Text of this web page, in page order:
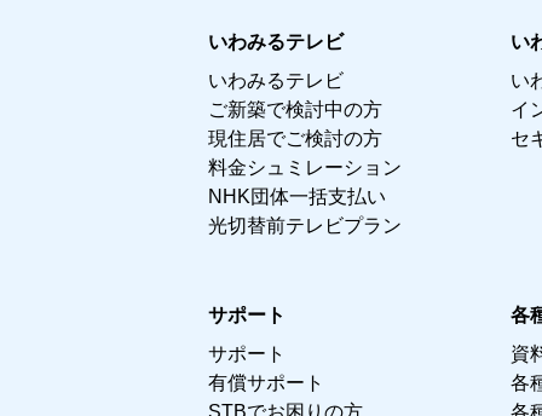
いわみるテレビ
いわみるテレビ
ご新築で検討中の方
現住居でご検討の方
料金シュミレーション
NHK団体一括支払い
光切替前テレビプラン
い
い
イ
セ
サポート
サポート
有償サポート
STBでお困りの方
各
資
各
各